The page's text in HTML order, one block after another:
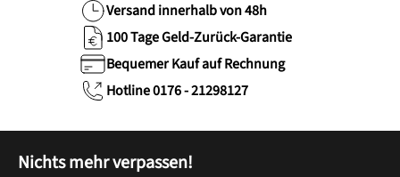
Versand innerhalb von 48h
100 Tage Geld-Zurück-Garantie
Bequemer Kauf auf Rechnung
Hotline 0176 - 21298127
Nichts mehr verpassen!